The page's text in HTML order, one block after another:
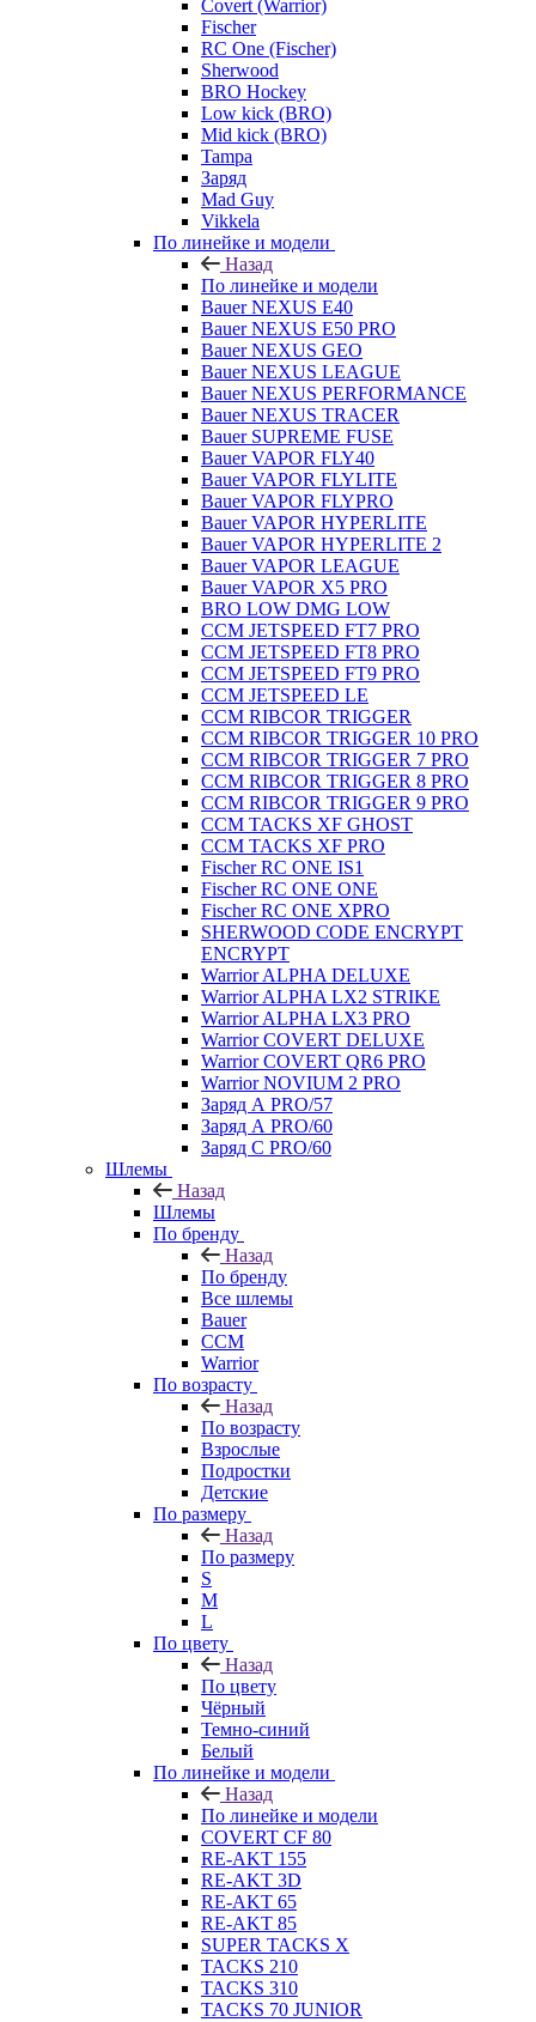
Covert (Warrior)
Fischer
RC One (Fischer)
Sherwood
BRO Hockey
Low kick (BRO)
Mid kick (BRO)
Tampa
Заряд
Mad Guy
Vikkela
По линейке и модели
Назад
По линейке и модели
Bauer NEXUS E40
Bauer NEXUS E50 PRO
Bauer NEXUS GEO
Bauer NEXUS LEAGUE
Bauer NEXUS PERFORMANCE
Bauer NEXUS TRACER
Bauer SUPREME FUSE
Bauer VAPOR FLY40
Bauer VAPOR FLYLITE
Bauer VAPOR FLYPRO
Bauer VAPOR HYPERLITE
Bauer VAPOR HYPERLITE 2
Bauer VAPOR LEAGUE
Bauer VAPOR X5 PRO
BRO LOW DMG LOW
CCM JETSPEED FT7 PRO
CCM JETSPEED FT8 PRO
CCM JETSPEED FT9 PRO
CCM JETSPEED LE
CCM RIBCOR TRIGGER
CCM RIBCOR TRIGGER 10 PRO
CCM RIBCOR TRIGGER 7 PRO
CCM RIBCOR TRIGGER 8 PRO
CCM RIBCOR TRIGGER 9 PRO
CCM TACKS XF GHOST
CCM TACKS XF PRO
Fischer RC ONE IS1
Fischer RC ONE ONE
Fischer RC ONE XPRO
SHERWOOD CODE ENCRYPT
ENCRYPT
Warrior ALPHA DELUXE
Warrior ALPHA LX2 STRIKE
Warrior ALPHA LX3 PRO
Warrior COVERT DELUXE
Warrior COVERT QR6 PRO
Warrior NOVIUM 2 PRO
Заряд А PRO/57
Заряд А PRO/60
Заряд С PRO/60
Шлемы
Назад
Шлемы
По бренду
Назад
По бренду
Все шлемы
Bauer
CCM
Warrior
По возрасту
Назад
По возрасту
Взрослые
Подростки
Детские
По размеру
Назад
По размеру
S
M
L
По цвету
Назад
По цвету
Чёрный
Темно-синий
Белый
По линейке и модели
Назад
По линейке и модели
COVERT CF 80
RE-AKT 155
RE-AKT 3D
RE-AKT 65
RE-AKT 85
SUPER TACKS X
TACKS 210
TACKS 310
TACKS 70 JUNIOR